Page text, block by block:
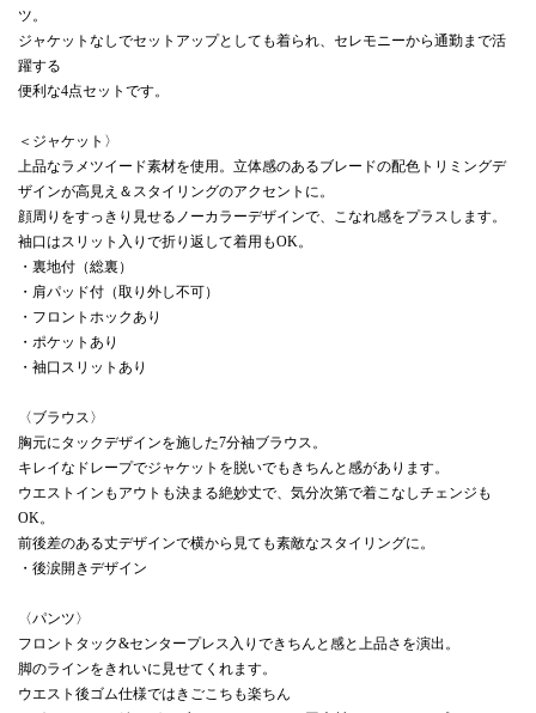
ツ。
ジャケットなしでセットアップとしても着られ、セレモニーから通勤まで活
躍する
便利な4点セットです。
＜ジャケット〉
上品なラメツイード素材を使用。立体感のあるブレードの配色トリミングデ
ザインが高見え＆スタイリングのアクセントに。
顔周りをすっきり見せるノーカラーデザインで、こなれ感をプラスします。
袖口はスリット入りで折り返して着用もOK。
・裏地付（総裏）
・肩パッド付（取り外し不可）
・フロントホックあり
・ポケットあり
・袖口スリットあり
〈ブラウス〉
胸元にタックデザインを施した7分袖ブラウス。
キレイなドレープでジャケットを脱いでもきちんと感があります。
ウエストインもアウトも決まる絶妙丈で、気分次第で着こなしチェンジも
OK。
前後差のある丈デザインで横から見ても素敵なスタイリングに。
・後涙開きデザイン
〈パンツ〉
フロントタック&センタープレス入りできちんと感と上品さを演出。
脚のラインをきれいに見せてくれます。
ウエスト後ゴム仕様ではきごこちも楽ちん